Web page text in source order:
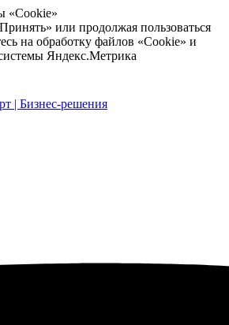
«Cookie»
или продолжая пользоваться
на обработку файлов «Cookie» и
Яндекс.Метрика
| Бизнес-решения